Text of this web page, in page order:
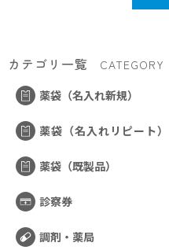
カテゴリ一覧
CATEGORY
薬袋（名入れ新規）
薬袋（名入れリピート）
薬袋（既製品）
診察券
調剤・薬局